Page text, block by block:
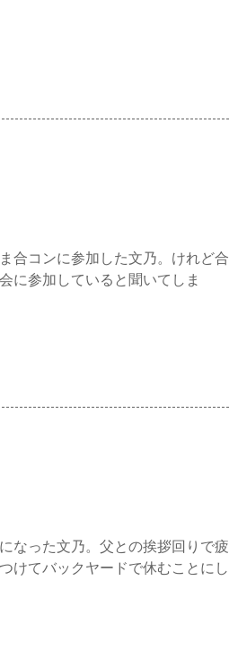
合コンに参加した文乃。けれど合
に参加していると聞いてしま
なった文乃。父との挨拶回りで疲
けてバックヤードで休むことにし